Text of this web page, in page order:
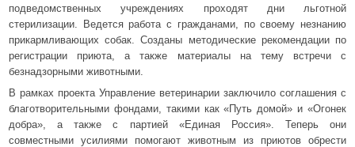
подведомственных учреждениях проходят дни льготной
стерилизации. Ведется работа с гражданами, по своему незнанию
прикармливающих собак. Созданы методические рекомендации по
регистрации приюта, а также материалы на тему встречи с
безнадзорными животными.
В рамках проекта Управление ветеринарии заключило соглашения с
благотворительными фондами, такими как «Путь домой» и «Огонек
добра», а также с партией «Единая Россия». Теперь они
совместными усилиями помогают животным из приютов обрести